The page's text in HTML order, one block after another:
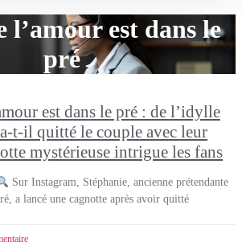
l’amour est dans le
pré
est dans le pré : de l’idylle
t-il quitté le couple avec leur
mystérieuse intrigue les fans
Sur Instagram, Stéphanie, ancienne prétendante
a lancé une cagnotte après avoir quitté